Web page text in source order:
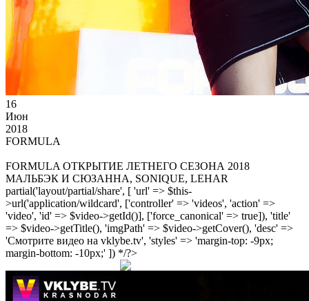
16
Июн
2018
FORMULA
FORMULA ОТКРЫТИЕ ЛЕТНЕГО СЕЗОНА 2018
МАЛЬБЭК И СЮЗАННА, SONIQUE, LEHAR
partial('layout/partial/share', [ 'url' => $this-
>url('application/wildcard', ['controller' => 'videos', 'action' =>
'video', 'id' => $video->getId()], ['force_canonical' => true]), 'title'
=> $video->getTitle(), 'imgPath' => $video->getCover(), 'desc' =>
'Смотрите видео на vklybe.tv', 'styles' => 'margin-top: -9px;
margin-bottom: -10px;' ]) */?>